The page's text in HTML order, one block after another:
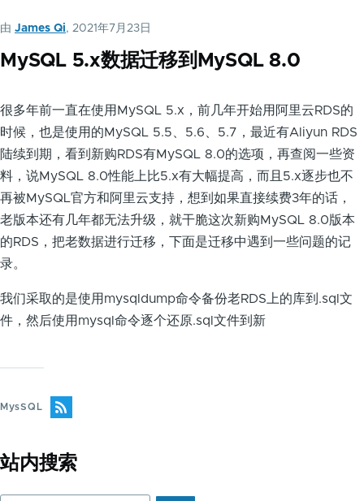
由 James Qi, 2021年7月23日
MySQL 5.x数据迁移到MySQL 8.0
很多年前一直在使用MySQL 5.x，前几年开始用阿里云RDS的
时候，也是使用的MySQL 5.5、5.6、5.7，最近有Aliyun RDS
陆续到期，看到新购RDS有MySQL 8.0的选项，再查阅一些资
料，说MySQL 8.0性能上比5.x有大幅提高，而且5.x逐步也不
再被MySQL官方和阿里云支持，想到如果直接续费3年的话，
老版本还有几年都无法升级，就干脆这次新购MySQL 8.0版本
的RDS，把老数据进行迁移，下面是迁移中遇到一些问题的记
录。
我们采取的是使用mysqldump命令备份老RDS上的库到.sql文
件，然后使用mysql命令逐个还原.sql文件到新
MysSQL
站内搜索